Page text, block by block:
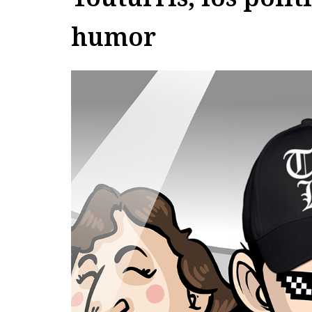
humor